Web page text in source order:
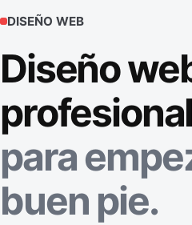
DISEÑO WEB
Diseño
profesional
para
buen pie.